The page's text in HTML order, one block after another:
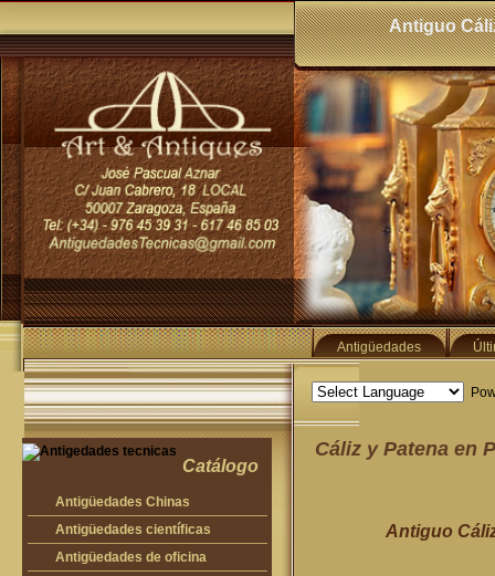
Antiguo
Antigüedades
Catálogo
Antigüedades Chinas
Antigüedades Chinas
Antigüedades científicas
Antigüedades científicas
Antigüedades de oficina
Cáliz y Patena en
Antiguo